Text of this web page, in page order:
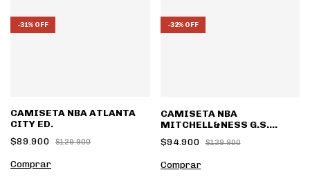
-31% OFF
CAMISETA NBA ATLANTA
CITY ED.
$89.900
$129.900
Comprar
-32% OFF
CAMISETA NBA
MITCHELL&NESS G.S.
WARRIORS CITY ED.
$94.900 $139.900
Comprar